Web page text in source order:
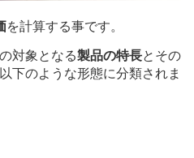
を計算する事です。
対象となる製品の特長とその
下のような形態に分類されま